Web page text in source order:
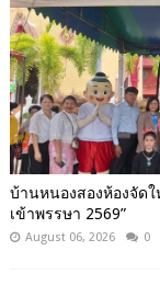
บ้านหนองสองห้องจัด
เข้าพรรษา 2569”
August 06, 2026 0